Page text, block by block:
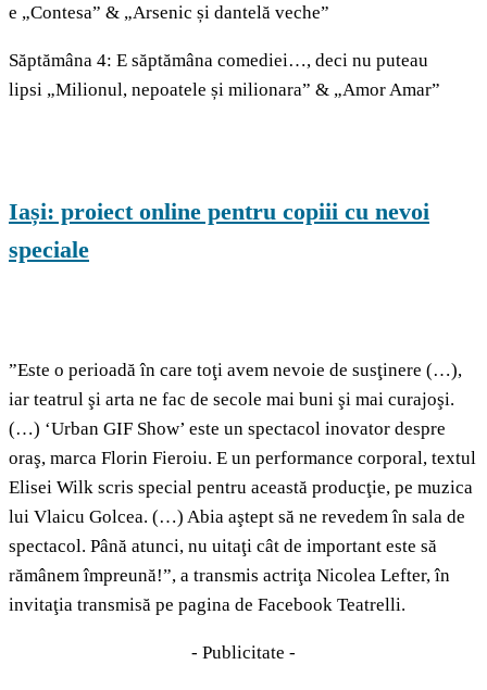
e „Contesa” & „Arsenic și dantelă veche”
Săptămâna 4: E săptămâna comediei…, deci nu puteau
lipsi „Milionul, nepoatele și milionara” & „Amor Amar”
Iași: proiect online pentru copiii cu nevoi
speciale
”Este o perioadă în care toţi avem nevoie de susţinere (…),
iar teatrul şi arta ne fac de secole mai buni şi mai curajoşi.
(…) ‘Urban GIF Show’ este un spectacol inovator despre
oraş, marca Florin Fieroiu. E un performance corporal, textul
Elisei Wilk scris special pentru această producţie, pe muzica
lui Vlaicu Golcea. (…) Abia aştept să ne revedem în sala de
spectacol. Până atunci, nu uitaţi cât de important este să
rămânem împreună!”, a transmis actriţa Nicolea Lefter, în
invitaţia transmisă pe pagina de Facebook Teatrelli.
- Publicitate -